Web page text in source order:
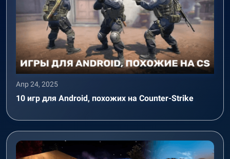
Апр 24, 2025
10 игр для Android, похожих на Counter-Strike